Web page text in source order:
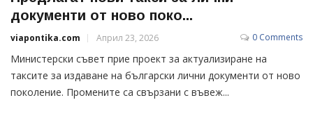
документи от ново поко...
viapontika.com Април 23, 2026 0 Comments
Министерски съвет прие проект за актуализиране на
таксите за издаване на български лични документи от ново
поколение. Промените са свързани с въвеж...